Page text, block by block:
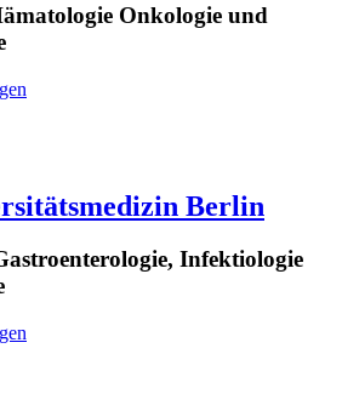
Onkologie und
Berlin
Infektiologie